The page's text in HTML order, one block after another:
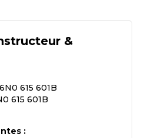
&
615 601B
615 601B
: